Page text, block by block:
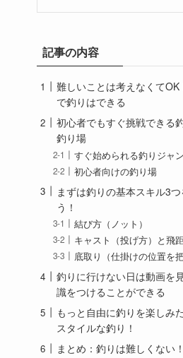
記事の内容
難しいことは考えなくて
で釣りはできる
初心者でもすぐ挑戦できる
釣り場
すぐ始められる釣りジャ
初心者向けの釣り場
まずは釣りの基本スキル3
う！
結び方（ノット）
キャスト（投げ方）と飛
底取り（仕掛けの位置を把
釣りに行けない日は動画を
識をつけることができる
もっと自由に釣りを楽しみ
スタイルな釣り！
まとめ：釣りは難しくない